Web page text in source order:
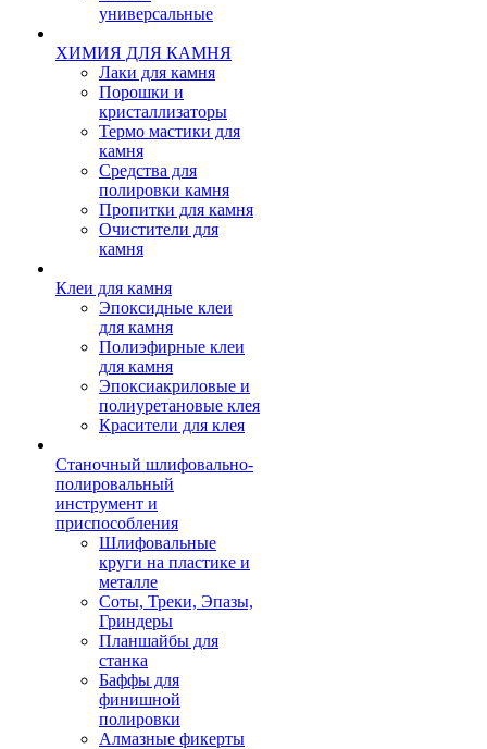
универсальные
ХИМИЯ ДЛЯ КАМНЯ
Лаки для камня
Порошки и
кристаллизаторы
Термо мастики для
камня
Средства для
полировки камня
Пропитки для камня
Очистители для
камня
Клеи для камня
Эпоксидные клеи
для камня
Полиэфирные клеи
для камня
Эпоксиакриловые и
полиуретановые клея
Красители для клея
Станочный шлифовально-
полировальный
инструмент и
приспособления
Шлифовальные
круги на пластике и
металле
Соты, Треки, Эпазы,
Гриндеры
Планшайбы для
станка
Баффы для
финишной
полировки
Алмазные фикерты